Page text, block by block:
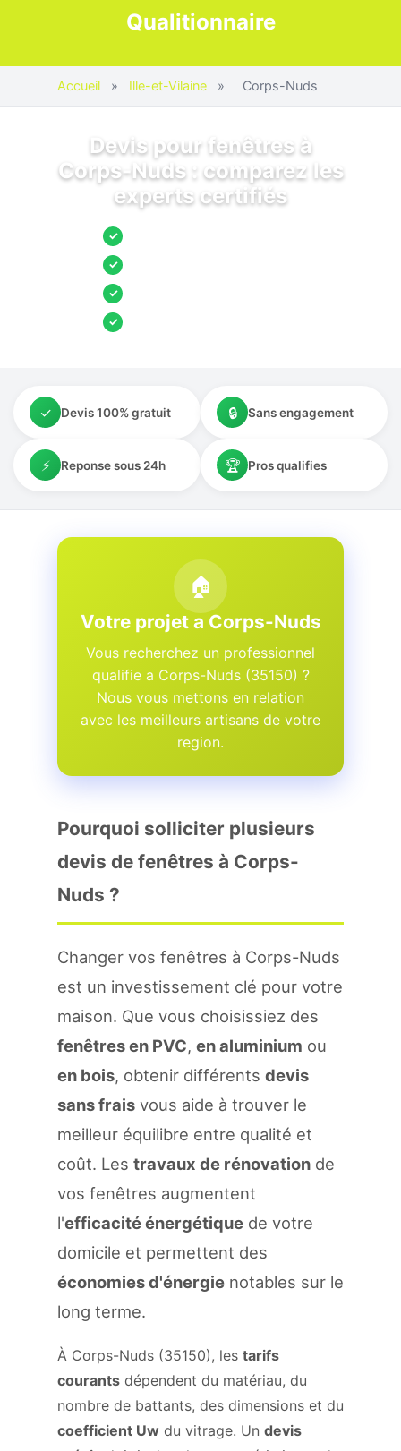
Qualitionnaire
Accueil » Ille-et-Vilaine » Corps-Nuds
Devis pour fenêtres à
Corps-Nuds : comparez les
experts certifiés
✓
✓
✓
✓
✓ Devis 100% gratuit 🔒 Sans engagement
⚡ Reponse sous 24h 🏆 Pros qualifies
🏠
Votre projet a Corps-Nuds
Vous recherchez un professionnel
qualifie a Corps-Nuds (35150) ?
Nous vous mettons en relation
avec les meilleurs artisans de votre
region.
Pourquoi solliciter plusieurs
devis de fenêtres à Corps-
Nuds ?
Changer vos fenêtres à Corps-Nuds
est un investissement clé pour votre
maison. Que vous choisissiez des
fenêtres en PVC, en aluminium ou
en bois, obtenir différents devis
sans frais vous aide à trouver le
meilleur équilibre entre qualité et
coût. Les travaux de rénovation de
vos fenêtres augmentent
l'efficacité énergétique de votre
domicile et permettent des
économies d'énergie notables sur le
long terme.
À Corps-Nuds (35150), les tarifs
courants dépendent du matériau, du
nombre de battants, des dimensions et du
coefficient Uw du vitrage. Un devis